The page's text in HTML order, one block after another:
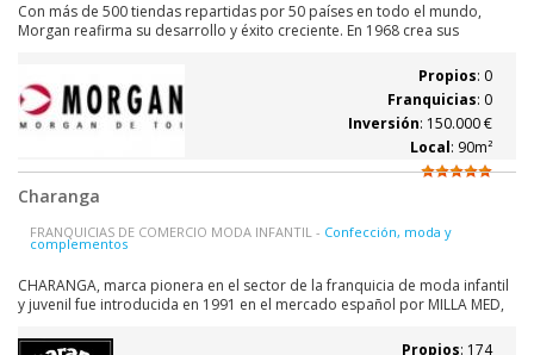
Con más de 500 tiendas repartidas por 50 países en todo el mundo,
Morgan reafirma su desarrollo y éxito creciente. En 1968 crea sus
colecciones completas dirigidas a una mujer joven, femenina, fashion,
con una excelente relación...
Propios: 0
Franquicias: 0
Inversión: 150.000 €
Local: 90m²
Charanga
FRANQUICIAS DE COMERCIO MODA INFANTIL - Confección, moda y
complementos
CHARANGA, marca pionera en el sector de la franquicia de moda infantil
y juvenil fue introducida en 1991 en el mercado español por MILLA MED,
Andalucía en Málaga, con una superficie de 28.000 m2. CHARANGA
Propios: 174